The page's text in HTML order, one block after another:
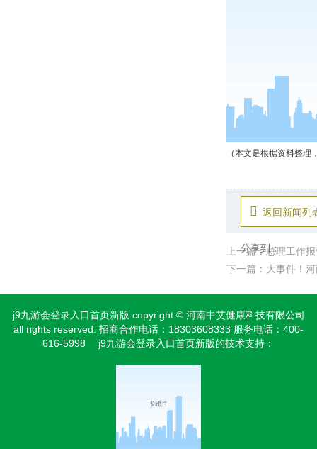
（本文是根据资料整理
返回新闻列
分享到：
上一篇：总理工作
下一篇：大事件！
j9九游会登录入口首页新版 copyright © 河南中艾健康科技有限公司
all rights reserved. 招商合作电话：18303608333 服务电话：400-
616-5998 j9九游会登录入口首页新版的技术支持：